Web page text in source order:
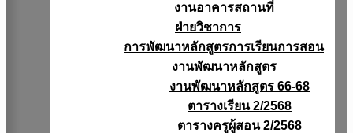
งานอาคารสถานที่
ฝ่ายวิชาการ
การพัฒนาหลักสูตรการเรียนการสอน
งานพัฒนาหลักสูตร
งานพัฒนาหลักสูตร 66-68
ตารางเรียน 2/2568
ตารางครูผู้สอน 2/2568